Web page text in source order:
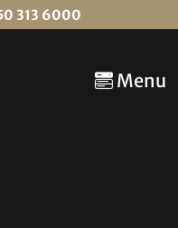
313 6000
Menu